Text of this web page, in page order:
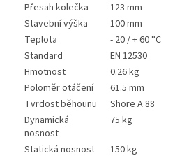
Přesah kolečka
123 mm
Stavební výška
100 mm
Teplota
- 20 / + 60 °C
Standard
EN 12530
Hmotnost
0.26 kg
Poloměr otáčení
61.5 mm
Tvrdost běhounu
Shore A 88
Dynamická
nosnost
75 kg
Statická nosnost 150 kg